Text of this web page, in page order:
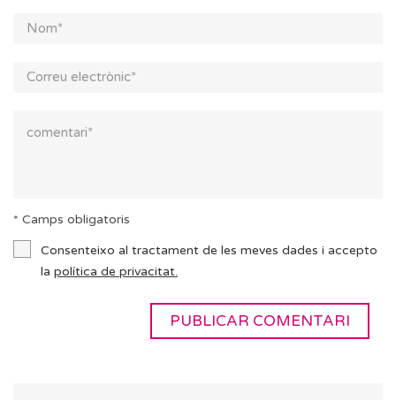
* Camps obligatoris
Consenteixo al tractament de les meves dades i accepto
la política de privacitat.